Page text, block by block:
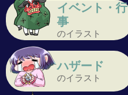
イベント・行
事
のイラスト
ハザード
のイラスト